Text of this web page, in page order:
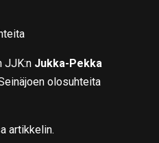
JJK:n Jukka-Pekka
olosuhteita
artikkelin.